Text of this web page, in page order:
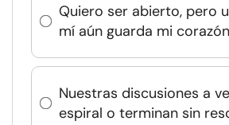
Quiero ser abierto, pero
mí aún guarda mi corazón
Nuestras discusiones a
espiral o terminan sin